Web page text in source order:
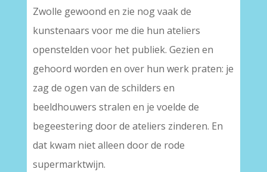
Zwolle gewoond en zie nog vaak de
kunstenaars voor me die hun ateliers
openstelden voor het publiek. Gezien en
gehoord worden en over hun werk praten: je
zag de ogen van de schilders en
beeldhouwers stralen en je voelde de
begeestering door de ateliers zinderen. En
dat kwam niet alleen door de rode
supermarktwijn.